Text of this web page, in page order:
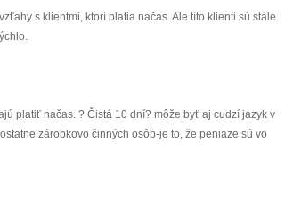
s klientmi, ktorí platia načas. Ale títo klienti sú stále
platiť načas. ? Čistá 10 dní? môže byť aj cudzí jazyk v
zárobkovo činných osôb-je to, že peniaze sú vo